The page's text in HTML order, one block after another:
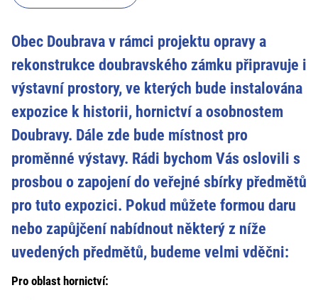
Obec Doubrava v rámci projektu opravy a
rekonstrukce doubravského zámku připravuje i
výstavní prostory, ve kterých bude instalována
expozice k historii, hornictví a osobnostem
Doubravy. Dále zde bude místnost pro
proměnné výstavy. Rádi bychom Vás oslovili s
prosbou o zapojení do veřejné sbírky předmětů
pro tuto expozici. Pokud můžete formou daru
nebo zapůjčení nabídnout některý z níže
uvedených předmětů, budeme velmi vděčni:
Pro oblast hornictví: